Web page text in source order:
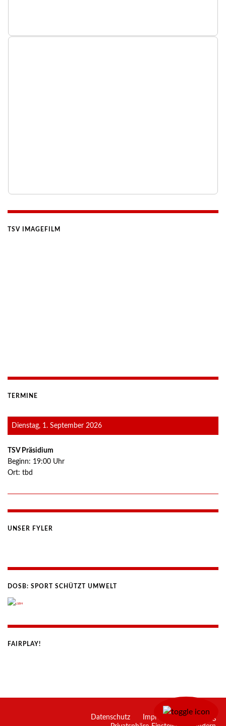
TSV IMAGEFILM
TERMINE
Dienstag, 1. September 2026
TSV Präsidium
Beginn: 19:00 Uhr
Ort: tbd
UNSER FYLER
DOSB: SPORT SCHÜTZT UMWELT
FAIRPLAY!
Datenschutz Impressum
eTraining